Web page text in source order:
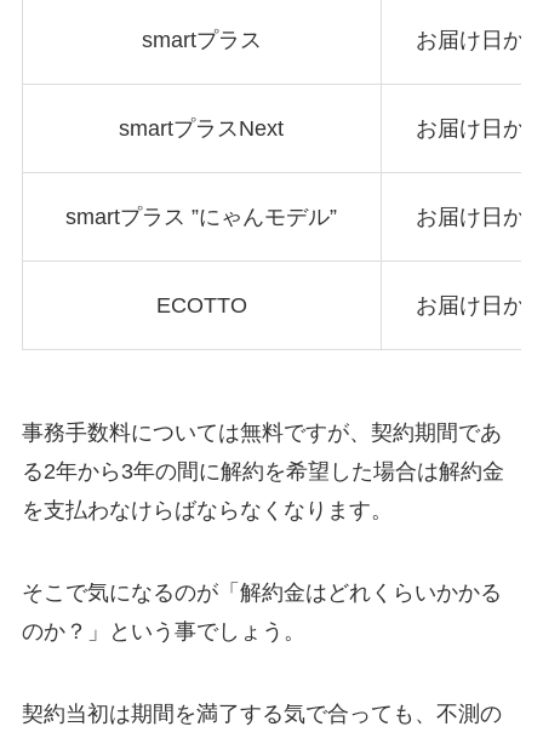
smartプラス お届け日か
smartプラスNext お届け日か
smartプラス ”にゃんモデル” お届け日か
ECOTTO お届け日か
事務手数料については無料ですが、契約期間であ
る2年から3年の間に解約を希望した場合は解約金
を支払わなけらばならなくなります。
そこで気になるのが「解約金はどれくらいかかる
のか？」という事でしょう。
契約当初は期間を満了する気で合っても、不測の